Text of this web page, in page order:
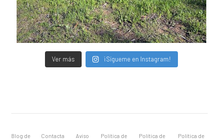
Ver más ¡Sígueme en Instagram!
Blog de Contacta Aviso Política de Política de Política de